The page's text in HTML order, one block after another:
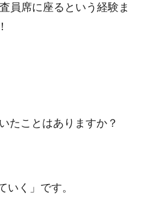
員席に座るという経験ま
たことはありますか？
いく」です。